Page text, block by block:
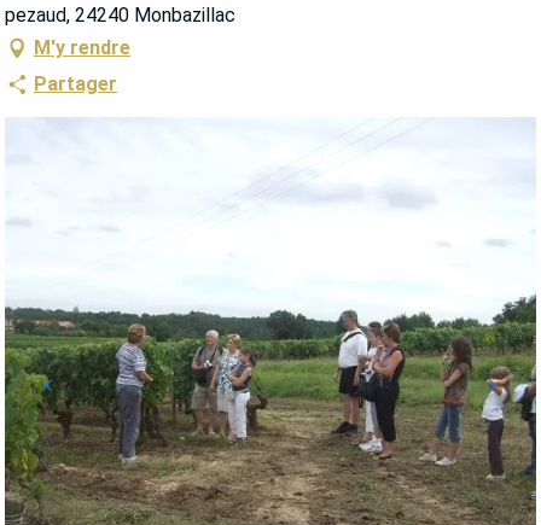
pezaud, 24240 Monbazillac
M'y rendre
Partager